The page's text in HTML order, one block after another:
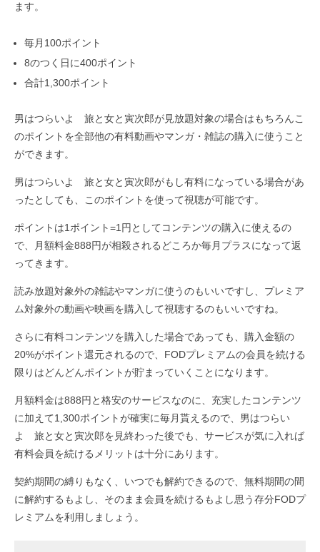
ます。
毎月100ポイント
8のつく日に400ポイント
合計1,300ポイント
男はつらいよ 旅と女と寅次郎が見放題対象の場合はもちろんこ
のポイントを全部他の有料動画やマンガ・雑誌の購入に使うこと
ができます。
男はつらいよ 旅と女と寅次郎がもし有料になっている場合があ
ったとしても、このポイントを使って視聴が可能です。
ポイントは1ポイント=1円としてコンテンツの購入に使えるの
で、月額料金888円が相殺されるどころか毎月プラスになって返
ってきます。
読み放題対象外の雑誌やマンガに使うのもいいですし、プレミア
ム対象外の動画や映画を購入して視聴するのもいいですね。
さらに有料コンテンツを購入した場合であっても、購入金額の
20%がポイント還元されるので、FODプレミアムの会員を続ける
限りはどんどんポイントが貯まっていくことになります。
月額料金は888円と格安のサービスなのに、充実したコンテンツ
に加えて1,300ポイントが確実に毎月貰えるので、男はつらい
よ 旅と女と寅次郎を見終わった後でも、サービスが気に入れば
有料会員を続けるメリットは十分にあります。
契約期間の縛りもなく、いつでも解約できるので、無料期間の間
に解約するもよし、そのまま会員を続けるもよし思う存分FODプ
レミアムを利用しましょう。